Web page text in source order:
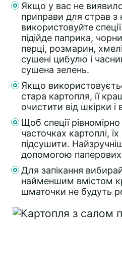
Якщо у вас не
приправи для страв з
використовуйте
підійде паприка,
перці, розмарин,
сушені цибулю і
сушена зелень.
Якщо
стара картопля, її
очистити від шкірки і
Щоб спеції
часточках картоплі,
підсушити.
допомогою паперових
Для запікання
найменшим вмістом
шматочки не будуть